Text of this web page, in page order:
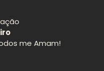
me Amam!